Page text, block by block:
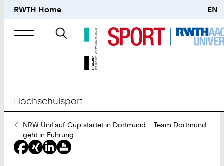
RWTH Home EN
Suche
nach
Hochschulsport
Sie
sind
hier:
NRW UniLauf-Cup startet in Dortmund – Team Dortmund
geht in Führung